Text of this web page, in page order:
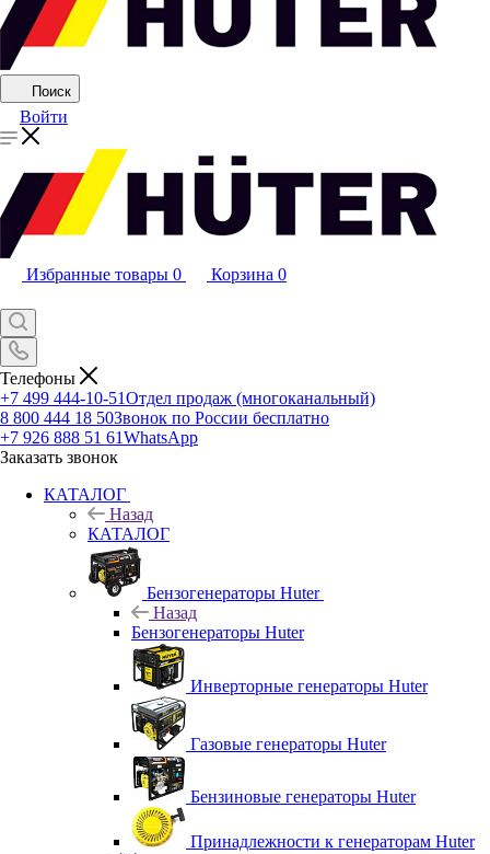
Поиск
Войти
Избранные товары 0 Корзина 0
Телефоны
+7 499 444-10-51Отдел продаж (многоканальный)
8 800 444 18 50Звонок по России бесплатно
+7 926 888 51 61WhatsApp
Заказать звонок
КАТАЛОГ
Назад
КАТАЛОГ
Бензогенераторы Huter
Назад
Бензогенераторы Huter
Инверторные генераторы Huter
Газовые генераторы Huter
Бензиновые генераторы Huter
Принадлежности к генераторам Huter